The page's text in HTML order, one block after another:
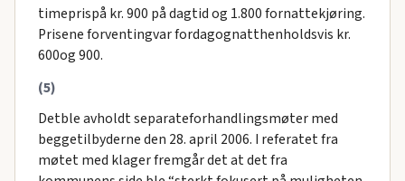
timeprispå kr. 900 på dagtid og 1.800 fornattekjøring.
Prisene forventingvar fordagognatthenholdsvis kr.
600og 900.
(5)
Detble avholdt separateforhandlingsmøter med
beggetilbyderne den 28. april 2006. I referatet fra
møtet med klager fremgår det at det fra